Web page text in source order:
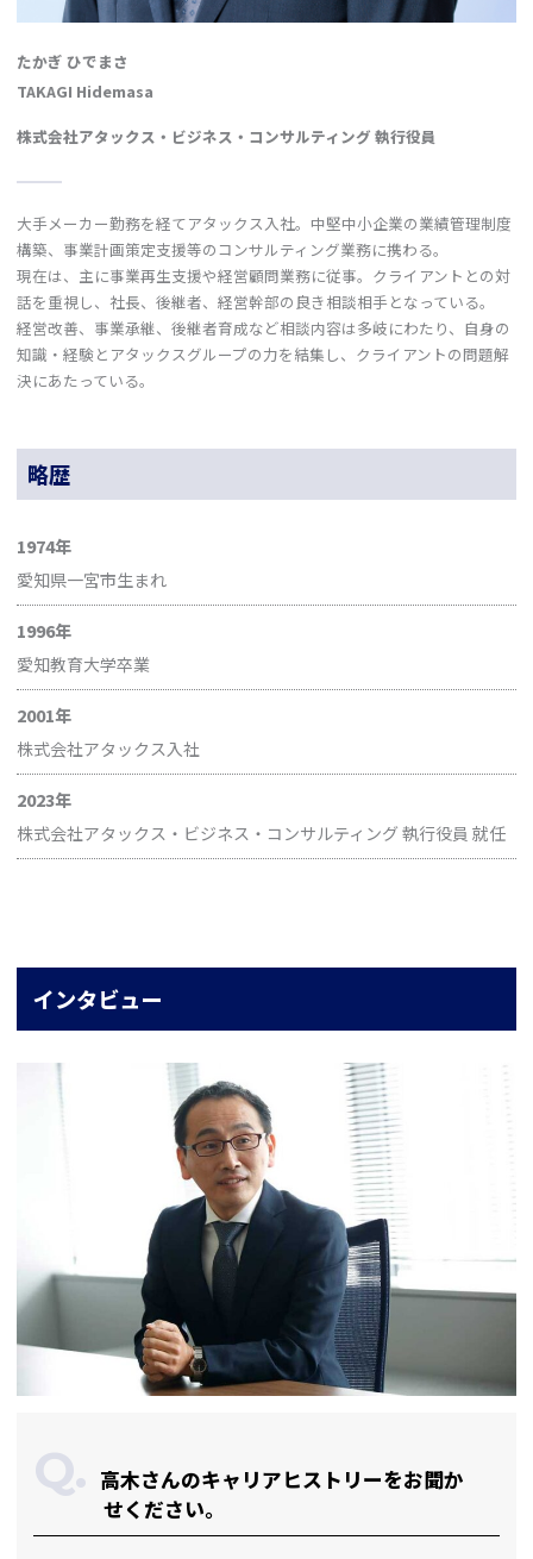
たかぎ ひでまさ
TAKAGI Hidemasa
株式会社アタックス・ビジネス・コンサルティング 執行役員
大手メーカー勤務を経てアタックス入社。中堅中小企業の業績管理制度
構築、事業計画策定支援等のコンサルティング業務に携わる。
現在は、主に事業再生支援や経営顧問業務に従事。クライアントとの対
話を重視し、社長、後継者、経営幹部の良き相談相手となっている。
経営改善、事業承継、後継者育成など相談内容は多岐にわたり、自身の
知識・経験とアタックスグループの力を結集し、クライアントの問題解
決にあたっている。
略歴
1974年
愛知県一宮市生まれ
1996年
愛知教育大学卒業
2001年
株式会社アタックス入社
2023年
株式会社アタックス・ビジネス・コンサルティング 執行役員 就任
インタビュー
高木さんのキャリアヒストリーをお聞か
せください。